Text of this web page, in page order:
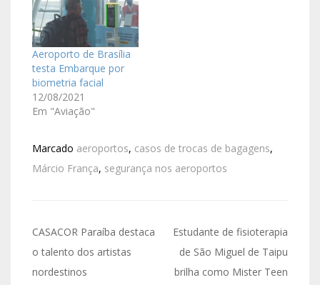
Aeroporto de Brasília
testa Embarque por
biometria facial
12/08/2021
Em "Aviação"
Marcado aeroportos, casos de trocas de bagagens,
Márcio França, segurança nos aeroportos
CASACOR Paraíba destaca
o talento dos artistas
nordestinos
Estudante de fisioterapia
de São Miguel de Taipu
brilha como Mister Teen